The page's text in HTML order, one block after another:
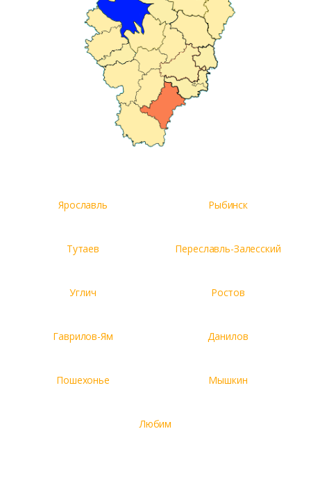
Ваше имя*
Комментарий к заказу
Ярославль Рыбинск
Тутаев Переславль-Залесский
Углич Ростов
Гаврилов-Ям Данилов
Пошехонье Мышкин
Любим